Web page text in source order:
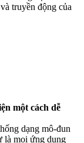
truyền động của
một cách dễ
dạng mô-đun
là mọi ứng dụng